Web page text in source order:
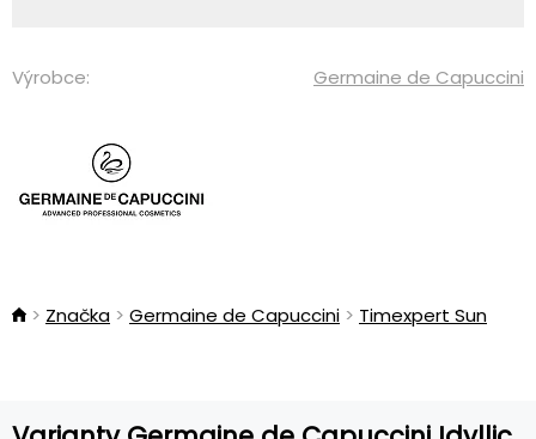
Výrobce: Germaine de Capuccini
Značka Germaine de Capuccini Timexpert Sun